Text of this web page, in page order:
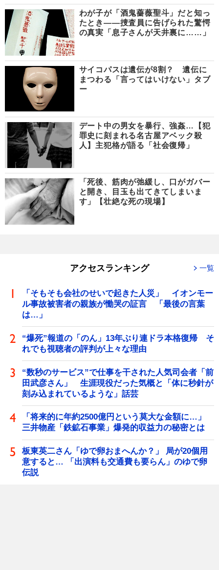
わが子が「酒鬼薔薇聖斗」だと知っ
たとき――捜査員に告げられた驚愕
の真実「息子さんが天井裏に……」
サイコパスは遺伝が8割？ 遺伝に
まつわる「言ってはいけない」タブ
ー
デート中の男女を暴行、強姦…【犯
罪史に刻まれる名古屋アベック殺
人】主犯格が語る「社会復帰」
「死後、筋肉が弛緩し、口がガバー
と開き、目玉も出てきてしまいま
す」【壮絶な死の現場】
アクセスランキング 一覧
「そもそも会社のせいで起きた人災」 イオンモー
ル事故被害者の親族が慟哭の証言 「最後の言葉
は…」
“爆死”報道の「のん」13年ぶり連ドラ本格復帰 そ
れでも視聴者の評判が上々な理由
“数秒のサービス”で仕事を干された人気司会者「前
田武彦さん」 生涯現役だった気概と「体に秒針が
刻み込まれているような」話芸
「将来的に年約2500億円という莫大な金額に…」
三井物産「鉄鉱石事業」爆発的収益力の秘密とは
板東英二さん「ゆで卵おまへんか？」 局が20個用
意すると… 「出演料も交通費も要らん」のゆで卵
伝説